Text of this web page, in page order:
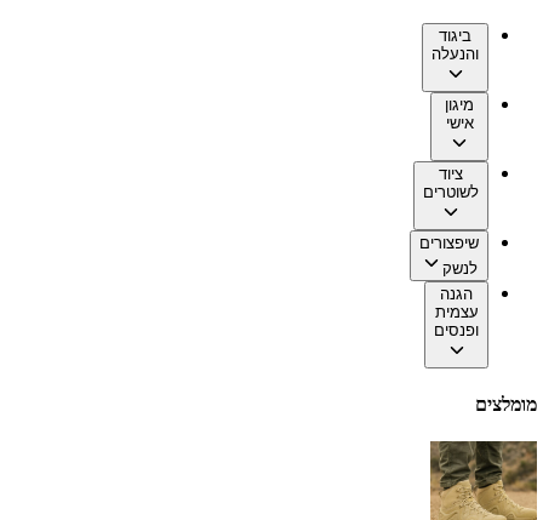
ביגוד
והנעלה
מיגון
אישי
ציוד
לשוטרים
שיפצורים
לנשק
הגנה
עצמית
ופנסים
מומלצים